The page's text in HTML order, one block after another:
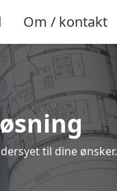
Om / kontakt
til dine ønsker.